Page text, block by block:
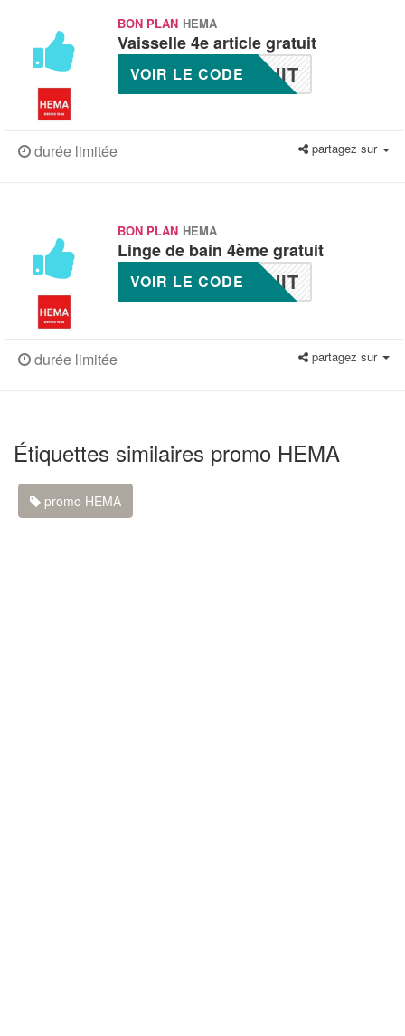
BON PLAN HEMA
Vaisselle 4e article gratuit
UIT
VOIR LE CODE
durée limitée partagez sur
BON PLAN HEMA
Linge de bain 4ème gratuit
UIT
VOIR LE CODE
durée limitée partagez sur
Étiquettes similaires promo HEMA
promo HEMA